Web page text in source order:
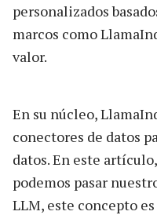
personalizados
marcos como
valor.
En su núcleo,
conectores de datos
datos. En este
podemos pasar
LLM, este concepto